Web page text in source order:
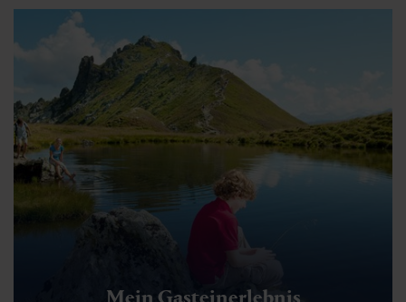
Mein Gasteinerlebnis